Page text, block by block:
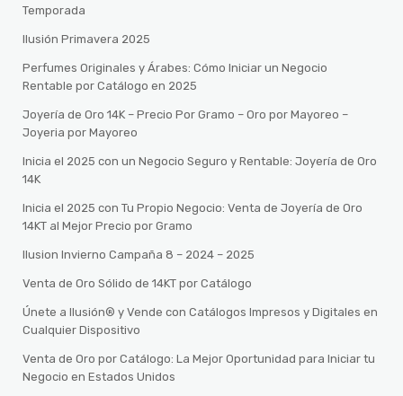
Temporada
Ilusión Primavera 2025
Perfumes Originales y Árabes: Cómo Iniciar un Negocio
Rentable por Catálogo en 2025
Joyería de Oro 14K – Precio Por Gramo – Oro por Mayoreo –
Joyeria por Mayoreo
Inicia el 2025 con un Negocio Seguro y Rentable: Joyería de Oro
14K
Inicia el 2025 con Tu Propio Negocio: Venta de Joyería de Oro
14KT al Mejor Precio por Gramo
Ilusion Invierno Campaña 8 – 2024 – 2025
Venta de Oro Sólido de 14KT por Catálogo
Únete a Ilusión® y Vende con Catálogos Impresos y Digitales en
Cualquier Dispositivo
Venta de Oro por Catálogo: La Mejor Oportunidad para Iniciar tu
Negocio en Estados Unidos